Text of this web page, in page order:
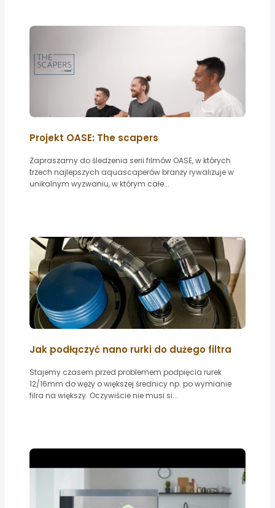
Projekt OASE: The scapers
Zapraszamy do śledzenia serii filmów OASE, w których
trzech najlepszych aquascaperów branży rywalizuje w
unikalnym wyzwaniu, w którym całe...
Jak podłączyć nano rurki do dużego filtra
Stajemy czasem przed problemem podpięcia rurek
12/16mm do węży o większej średnicy np. po wymianie
filra na większy. Oczywiście nie musi si...